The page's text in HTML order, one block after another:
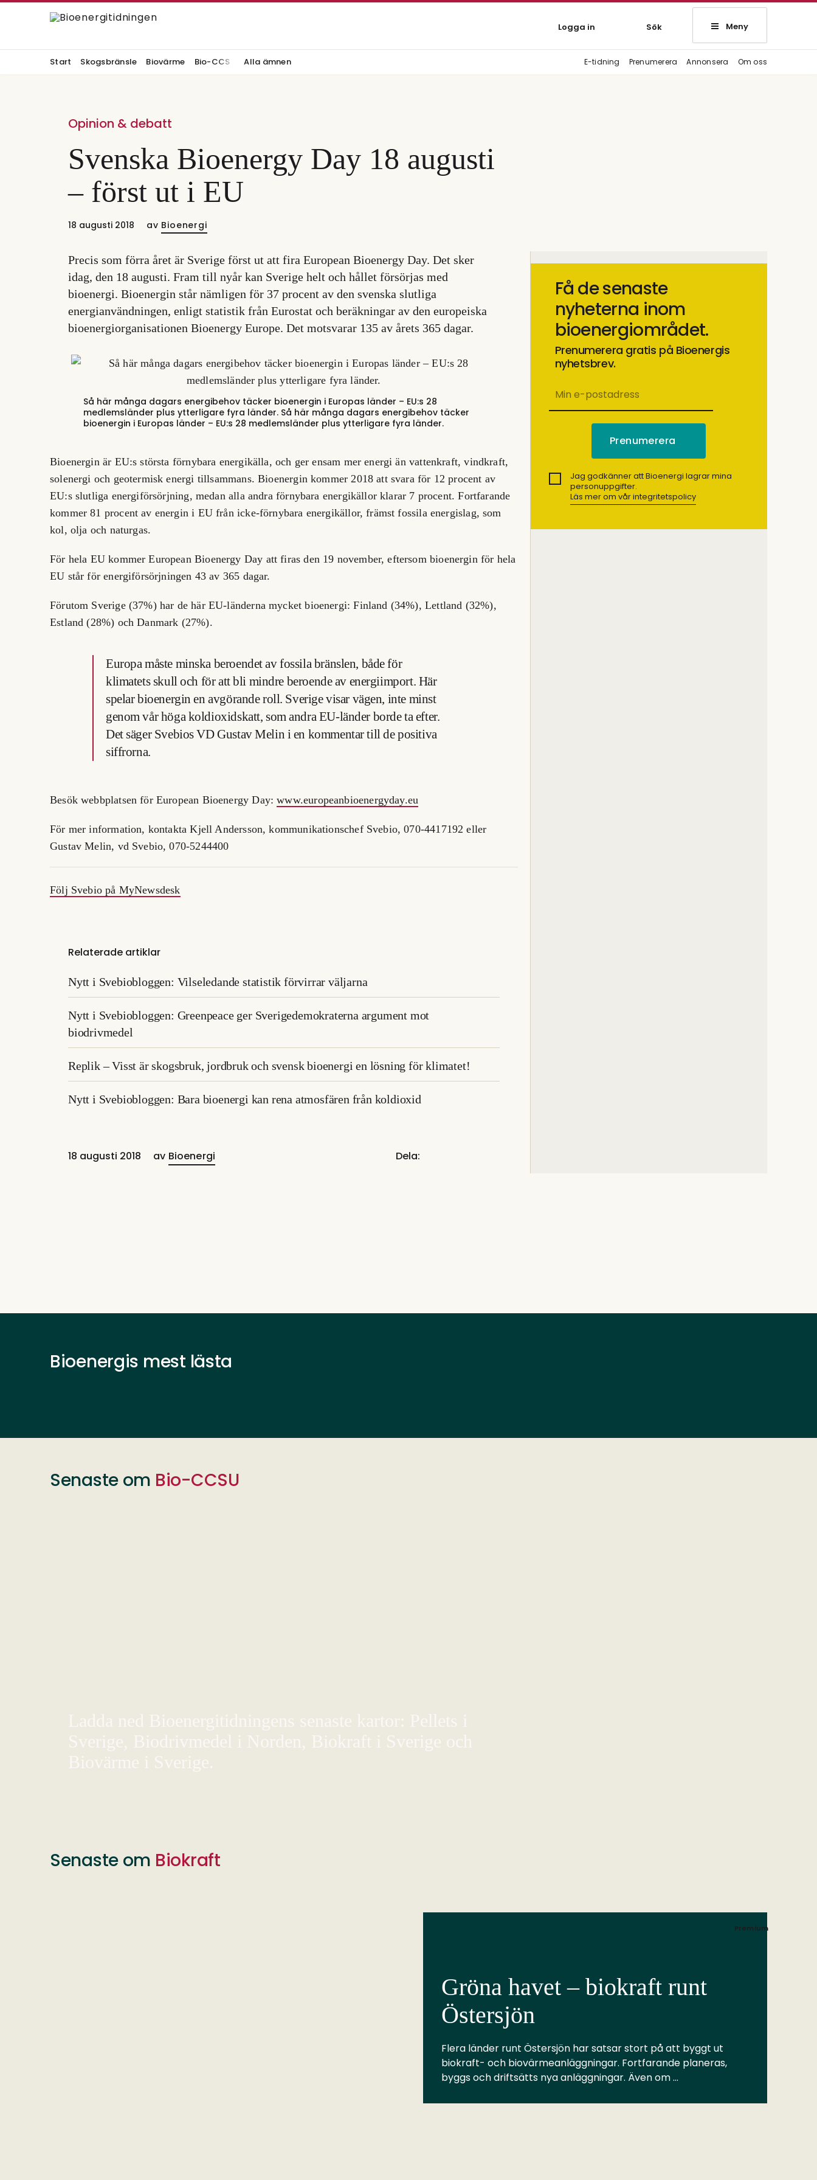
Logga in Sök Meny
Start Skogsbränsle Biovärme Bio-CCS Alla ämnen E-tidning Prenumerera Annonsera Om oss
Opinion & debatt
​Svenska Bioenergy Day 18 augusti
– först ut i EU
18 augusti 2018 av Bioenergi
Precis som förra året är Sverige först ut att fira European Bioenergy Day. Det sker
idag, den 18 augusti. Fram till nyår kan Sverige helt och hållet försörjas med
bioenergi. Bioenergin står nämligen för 37 procent av den svenska slutliga
energianvändningen, enligt statistik från Eurostat och beräkningar av den europeiska
bioenergiorganisationen Bioenergy Europe. Det motsvarar 135 av årets 365 dagar.
Så här många dagars energibehov täcker bioenergin i Europas länder – EU:s 28
medlemsländer plus ytterligare fyra länder. Så här många dagars energibehov täcker
bioenergin i Europas länder – EU:s 28 medlemsländer plus ytterligare fyra länder.
Bioenergin är EU:s största förnybara energikälla, och ger ensam mer energi än vattenkraft, vindkraft,
solenergi och geotermisk energi tillsammans. Bioenergin kommer 2018 att svara för 12 procent av
EU:s slutliga energiförsörjning, medan alla andra förnybara energikällor klarar 7 procent. Fortfarande
kommer 81 procent av energin i EU från icke-förnybara energikällor, främst fossila energislag, som
kol, olja och naturgas.
För hela EU kommer European Bioenergy Day att firas den 19 november, eftersom bioenergin för hela
EU står för energiförsörjningen 43 av 365 dagar.
Förutom Sverige (37%) har de här EU-länderna mycket bioenergi: Finland (34%), Lettland (32%),
Estland (28%) och Danmark (27%).
Europa måste minska beroendet av fossila bränslen, både för
klimatets skull och för att bli mindre beroende av energiimport. Här
spelar bioenergin en avgörande roll. Sverige visar vägen, inte minst
genom vår höga koldioxidskatt, som andra EU-länder borde ta efter.
Det säger Svebios VD Gustav Melin i en kommentar till de positiva
siffrorna.
Besök webbplatsen för European Bioenergy Day:www.europeanbioenergyday.eu
För mer information, kontakta Kjell Andersson, kommunikationschef Svebio, 070-4417192 eller
Gustav Melin, vd Svebio, 070-5244400
Följ Svebio på MyNewsdesk
Relaterade artiklar
Nytt i Svebiobloggen: Vilseledande statistik förvirrar väljarna
Nytt i Svebiobloggen: Greenpeace ger Sverigedemokraterna argument mot
biodrivmedel
Replik – Visst är skogsbruk, jordbruk och svensk bioenergi en lösning för klimatet!
Nytt i Svebiobloggen: Bara bioenergi kan rena atmosfären från koldioxid
18 augusti 2018 av Bioenergi Dela:
Få de senaste
nyheterna inom
bioenergiområdet.
Prenumerera gratis på Bioenergis
nyhetsbrev.
Jag godkänner att Bioenergi lagrar mina
personuppgifter.
Läs mer om vår integritetspolicy
Bioenergis mest lästa
Senaste om Bio-CCSU
Ladda ned Bioenergitidningens senaste kartor: Pellets i
Sverige, Biodrivmedel i Norden, Biokraft i Sverige och
Biovärme i Sverige.
Senaste om Biokraft
Premium
Gröna havet – biokraft runt
Östersjön
Flera länder runt Östersjön har satsar stort på att byggt ut
biokraft- och biovärmeanläggningar. Fortfarande planeras,
byggs och driftsätts nya anläggningar. Även om …